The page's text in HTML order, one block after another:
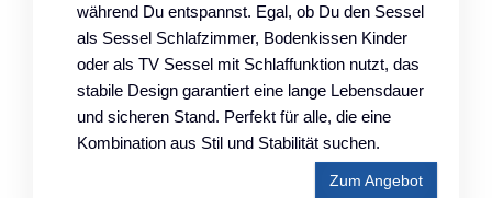
während Du entspannst. Egal, ob Du den Sessel
als Sessel Schlafzimmer, Bodenkissen Kinder
oder als TV Sessel mit Schlaffunktion nutzt, das
stabile Design garantiert eine lange Lebensdauer
und sicheren Stand. Perfekt für alle, die eine
Kombination aus Stil und Stabilität suchen.
Zum Angebot